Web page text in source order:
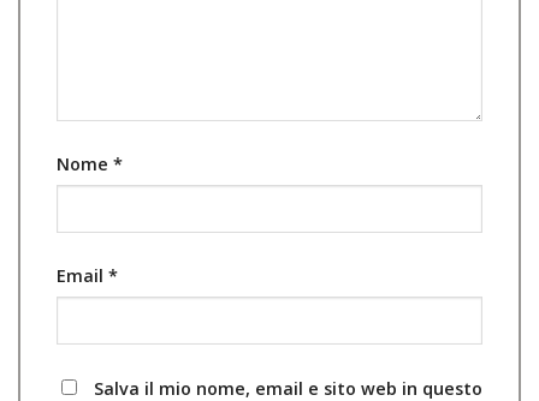
Nome *
Email *
Salva il mio nome, email e sito web in questo